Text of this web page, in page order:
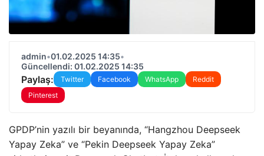
admin•01.02.2025 14:35•
Güncellendi: 01.02.2025 14:35
Paylaş: Twitter Facebook WhatsApp
Reddit
Pinterest
GPDP’nin yazılı bir beyanında, “Hangzhou Deepseek
Yapay Zeka” ve “Pekin Deepseek Yapay Zeka”